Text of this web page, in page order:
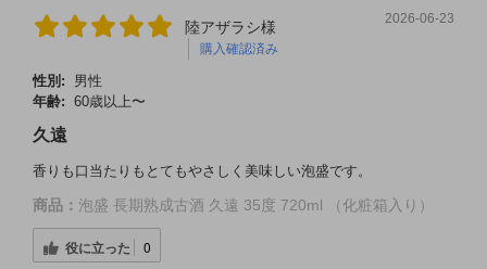
陸アザラシ様
購入確認済み
2026-06-23
性別:
男性
年齢: 60歳以上〜
久遠
香りも口当たりもとてもやさしく美味しい泡盛です。
商品： 泡盛 長期熟成古酒 久遠 35度 720ml （化粧箱入り）
役に立った 0